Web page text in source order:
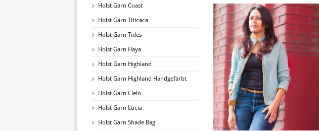
Holst Garn Coast
Holst Garn Titicaca
Holst Garn Tides
Holst Garn Haya
Holst Garn Highland
Holst Garn Highland Handgefärbt
Holst Garn Cielo
Holst Garn Lucia
Holst Garn Shade Bag